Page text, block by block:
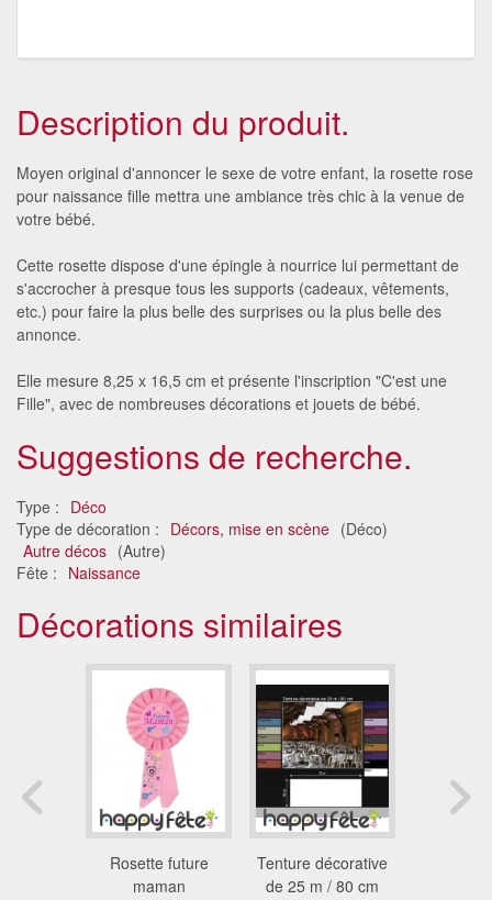
Description du produit.
Moyen original d'annoncer le sexe de votre enfant, la rosette rose
pour naissance fille mettra une ambiance très chic à la venue de
votre bébé.
Cette rosette dispose d'une épingle à nourrice lui permettant de
s'accrocher à presque tous les supports (cadeaux, vêtements,
etc.) pour faire la plus belle des surprises ou la plus belle des
annonce.
Elle mesure 8,25 x 16,5 cm et présente l'inscription "C'est une
Fille", avec de nombreuses décorations et jouets de bébé.
Suggestions de recherche.
Type : Déco
Type de décoration : Décors, mise en scène (Déco)
Autre décos (Autre)
Fête : Naissance
Décorations similaires
Rosette future
maman
Tenture décorative
de 25 m / 80 cm